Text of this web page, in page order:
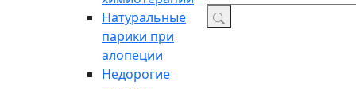
Натуральные
парики при
алопеции
Недорогие